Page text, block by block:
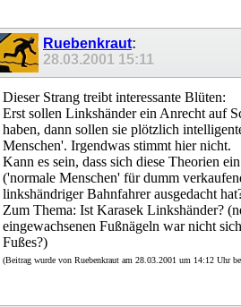
Ruebenkraut:
28.03.2001 15:11
Dieser Strang treibt interessante Blüten:
Erst sollen Linkshänder ein Anrecht auf
haben, dann sollen sie plötzlich
Menschen'. Irgendwas stimmt hier nicht.
Kann es sein, dass sich diese Theorien
('normale Menschen' für dumm
linkshändriger Bahnfahrer ausgedacht
Zum Thema: Ist Karasek Linkshänder?
eingewachsenen Fußnägeln war nicht
Fußes?)
(Beitrag wurde von Ruebenkraut am 28.03.2001 um 14:12 Uhr